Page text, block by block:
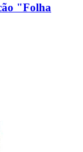
"Folha